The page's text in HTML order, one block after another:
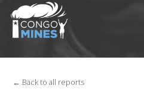
← Back to all reports